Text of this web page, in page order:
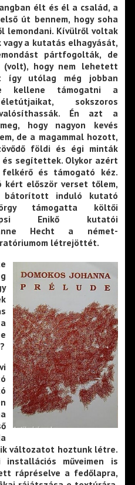
élt és él a család, a
út bennem, hogy soha
lemondani. Kívülről voltak
vagy a kutatás elhagyását,
pártfogolták, de
hogy nem lehetett
így utólag még jobban
kellene támogatni a
sokszoros
Én azt a
hogy nagyon kevés
de a magammal hozott,
földi és égi minták
segítettek. Olykor azért
és támogató kéz.
kért először verset tőlem,
bátorított induló kutató
támogatta költői
Enikő kutatói
Hecht a német-
létrejöttét.
változatot hoztunk létre.
műveimen is
rápréselve a fedőlapra,